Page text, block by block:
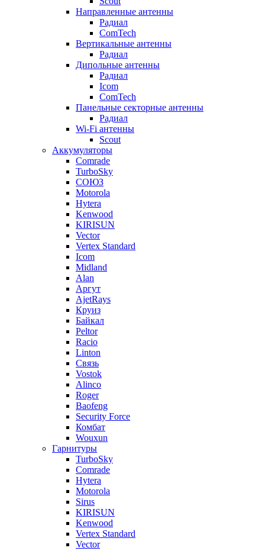
Направленные антенны
Радиал
ComTech
Вертикальные антенны
Радиал
Дипольные антенны
Радиал
Icom
ComTech
Панельные секторные антенны
Радиал
Wi-Fi антенны
Scout
Аккумуляторы
Comrade
TurboSky
СОЮЗ
Motorola
Hytera
Kenwood
KIRISUN
Vector
Vertex Standard
Icom
Midland
Alan
Аргут
AjetRays
Круиз
Байкал
Peltor
Racio
Linton
Связь
Vostok
Alinco
Roger
Baofeng
Security Force
Комбат
Wouxun
Гарнитуры
TurboSky
Comrade
Hytera
Motorola
Sirus
KIRISUN
Kenwood
Vertex Standard
Vector